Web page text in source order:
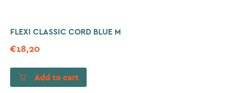
FLEXI CLASSIC CORD BLUE M
€18,20
Add to cart